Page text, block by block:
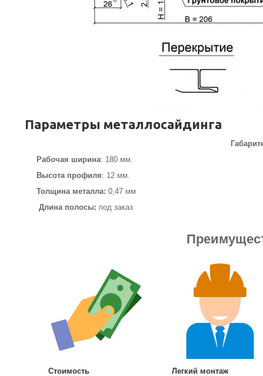
Параметры металлосайдинга
Рабочая ширина: 180 мм.
Высота профиля: 12 мм.
Толщина металла: 0,47 мм
Длина полосы: под заказ
Стоимость
Легкий монтаж